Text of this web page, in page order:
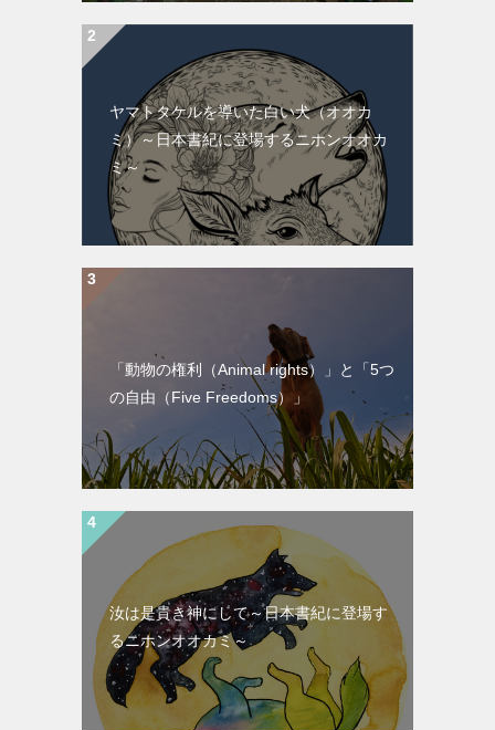
ヤマトタケルを導いた白い犬（オオカ
ミ）～日本書紀に登場するニホンオオカ
ミ～
「動物の権利（Animal rights）」と「5つ
の自由（Five Freedoms）」
汝は是貴き神にして～日本書紀に登場す
るニホンオオカミ～